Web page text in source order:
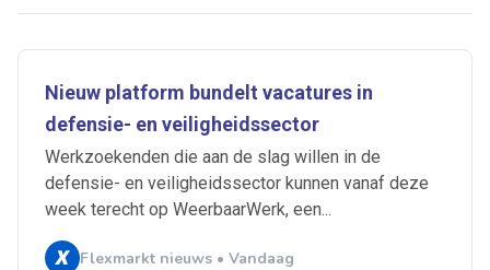
Nieuw platform bundelt vacatures in
defensie- en veiligheidssector
Werkzoekenden die aan de slag willen in de
defensie- en veiligheidssector kunnen vanaf deze
week terecht op WeerbaarWerk, een...
Flexmarkt nieuws • Vandaag